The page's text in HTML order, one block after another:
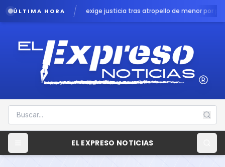
ÚLTIMA HORA
exige justicia tras atropello de menor por patrulla en Chalco Lluvias
EL EXPRESO NOTICIAS